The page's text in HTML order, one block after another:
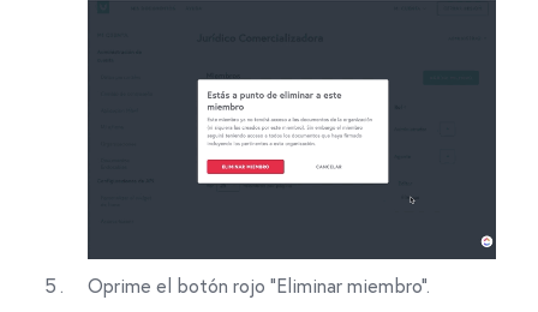
Oprime el botón rojo “Eliminar miembro”.